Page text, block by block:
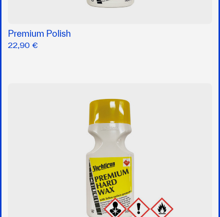
Premium Polish
22,90 €